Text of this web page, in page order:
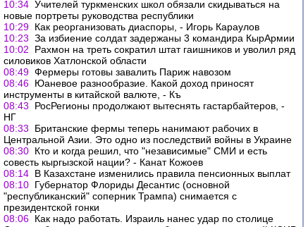
10:34 Учителей туркменских школ обязали скидываться на
новые портреты руководства республики
10:29 Как реорганизовать диаспоры, - Игорь Караулов
10:23 За избиение солдат задержаны 3 командира КырАрмии
10:02
Рахмон на треть сократил штат гаишников и уволил ряд
силовиков Хатлонской области
08:49 Фермеры готовы завалить Париж навозом
08:46 Юаневое разнообразие. Какой доход приносят
инструменты в китайской валюте, - Къ
08:43
РосРегионы продолжают вытеснять гастарбайтеров, -
НГ
08:33
Британские фермы теперь нанимают рабочих в
Центральной Азии. Это одно из последствий войны в Украине
08:30 Кто и когда решил, что "независимые" СМИ и есть
совесть кыргызской нации? - Канат Кожоев
08:14 В Казахстане изменились правила пенсионных выплат
08:10 Губернатор Флориды Десантис (основной
"республиканский" соперник Трампа) снимается с
президентской гонки
08:06 Как надо работать. Израиль нанес удар по столице